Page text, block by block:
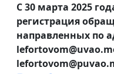
С 30 марта 2025
регистрация
направленных по